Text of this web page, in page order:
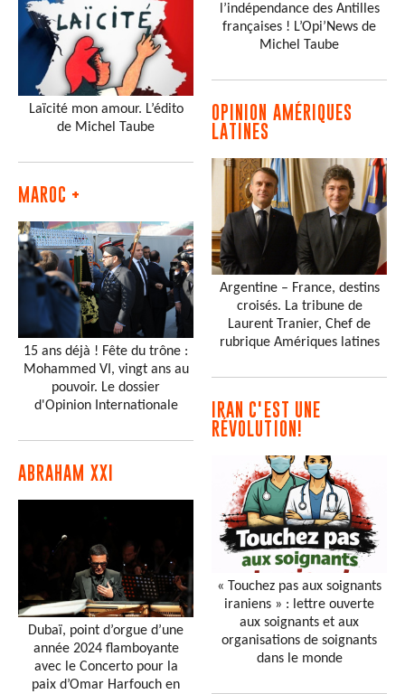
Laïcité mon amour. L’édito
de Michel Taube
MAROC +
15 ans déjà ! Fête du trône :
Mohammed VI, vingt ans au
pouvoir. Le dossier
d'Opinion Internationale
ABRAHAM XXI
Dubaï, point d’orgue d’une
année 2024 flamboyante
avec le Concerto pour la
paix d’Omar Harfouch en
l’indépendance des Antilles
françaises ! L’Opi’News de
Michel Taube
OPINION AMÉRIQUES
LATINES
Argentine – France, destins
croisés. La tribune de
Laurent Tranier, Chef de
rubrique Amériques latines
IRAN C'EST UNE
RÉVOLUTION!
« Touchez pas aux soignants
iraniens » : lettre ouverte
aux soignants et aux
organisations de soignants
dans le monde